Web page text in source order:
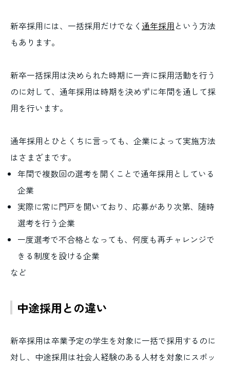
新卒採用には、一括採用だけでなく 通年採用 という方法
もあります。
新卒一括採用は決められた時期に一斉に採用活動を行う
のに対して、通年採用は時期を決めずに年間を通して採
用を行います。
通年採用とひとくちに言っても、企業によって実施方法
はさまざまです。
年間で複数回の選考を開くことで通年採用としている
企業
実際に常に門戸を開いており、応募があり次第、随時
選考を行う企業
一度選考で不合格となっても、何度も再チャレンジで
きる制度を設ける企業
など
中途採用との違い
新卒採用は卒業予定の学生を対象に一括で採用するのに
対し、中途採用は社会人経験のある人材を対象にスポッ